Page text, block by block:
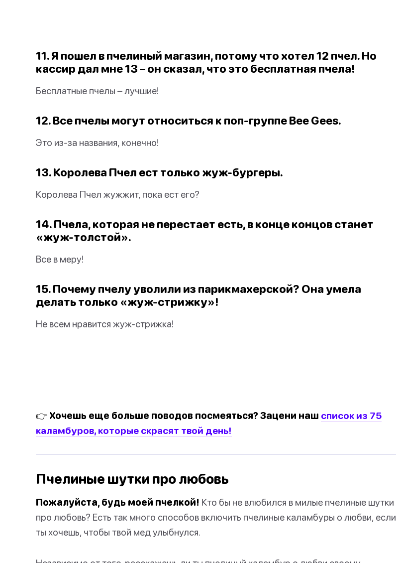
11. Я пошел в пчелиный магазин, потому что хотел 12 пчел. Но
кассир дал мне 13 – он сказал, что это бесплатная пчела!
Бесплатные пчелы – лучшие!
12. Все пчелы могут относиться к поп-группе Bee Gees.
Это из-за названия, конечно!
13. Королева Пчел ест только жуж-бургеры.
Королева Пчел жужжит, пока ест его?
14. Пчела, которая не перестает есть, в конце концов станет
«жуж-толстой».
Все в меру!
15. Почему пчелу уволили из парикмахерской? Она умела
делать только «жуж-стрижку»!
Не всем нравится жуж-стрижка!
👉 Хочешь еще больше поводов посмеяться? Зацени наш список из 75
каламбуров, которые скрасят твой день!
Пчелиные шутки про любовь
Пожалуйста, будь моей пчелкой! Кто бы не влюбился в милые пчелиные шутки
про любовь? Есть так много способов включить пчелиные каламбуры о любви, если
ты хочешь, чтобы твой мед улыбнулся.